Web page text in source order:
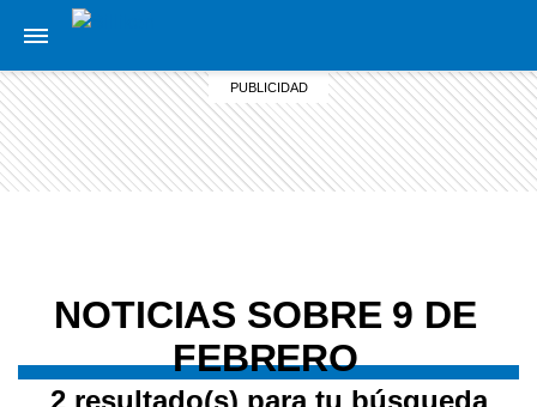
NOTICIAS SOBRE 9 DE
FEBRERO
2 resultado(s) para tu búsqueda